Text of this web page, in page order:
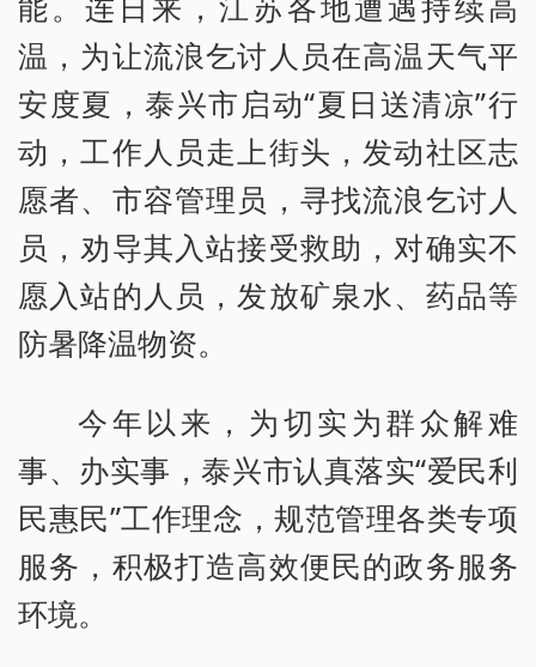
温，为让流浪乞讨人员在高温天气平
安度夏，泰兴市启动“夏日送清凉”行
动，工作人员走上街头，发动社区志
愿者、市容管理员，寻找流浪乞讨人
员，劝导其入站接受救助，对确实不
愿入站的人员，发放矿泉水、药品等
防暑降温物资。
今年以来，为切实为群众解难
事、办实事，泰兴市认真落实“爱民利
民惠民”工作理念，规范管理各类专项
服务，积极打造高效便民的政务服务
环境。